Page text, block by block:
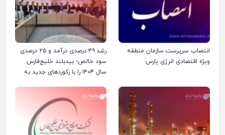
انتصاب سرپرست سازمان منطقه
ویژه اقتصادی انرژی پارس
رشد ۴۹ درصدی درآمد و ۲۵ درصدی
سود خالص؛ بیدبلند خلیج‌فارس
سال ۱۴۰۴ را با رکوردهای جدید به